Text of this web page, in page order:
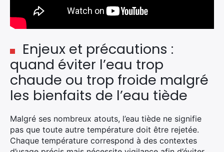
Enjeux et précautions :
quand éviter l’eau trop
chaude ou trop froide malgré
les bienfaits de l’eau tiède
Malgré ses nombreux atouts, l’eau tiède ne signifie
pas que toute autre température doit être rejetée.
Chaque température correspond à des contextes